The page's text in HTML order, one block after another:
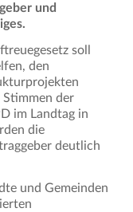
und
soll
den
der
im Landtag in
die
deutlich
und Gemeinden